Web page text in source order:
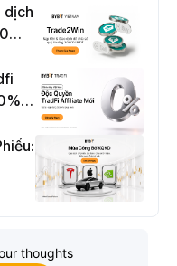
dịch
&
thoughts